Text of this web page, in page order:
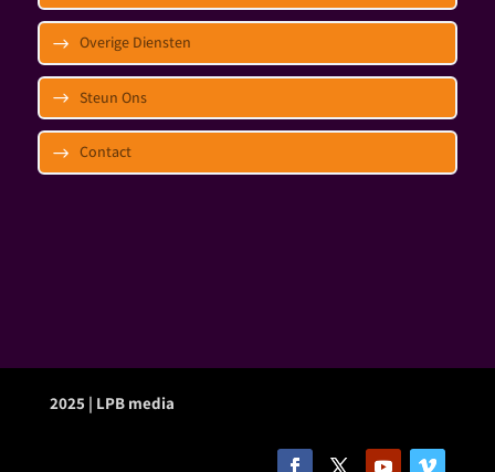
Overige Diensten
Steun Ons
Contact
2025 | LPB media